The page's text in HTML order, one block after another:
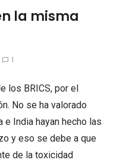
la misma
1
los BRICS, por el
No se ha valorado
e India hayan hecho las
y eso se debe a que
de la toxicidad